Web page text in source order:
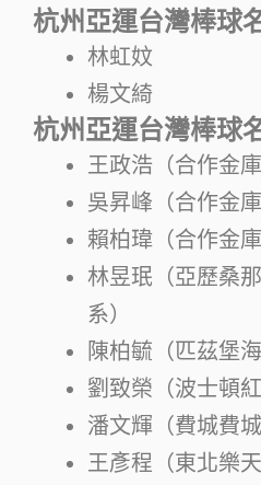
杭州亞運台灣棒球
林虹妏
楊文綺
杭州亞運台灣棒球
王政浩（合作金庫
吳昇峰（合作金庫
賴柏瑋（合作金庫
林昱珉（亞歷桑
系）
陳柏毓（匹茲堡
劉致榮（波士頓
潘文輝（費城費
王彥程（東北樂